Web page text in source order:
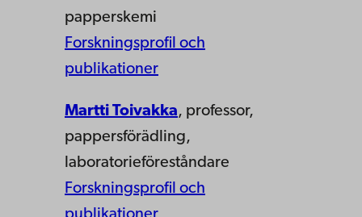
papperskemi
Forskningsprofil och
publikationer
Martti Toivakka, professor,
pappersförädling,
laboratorieföreståndare
Forskningsprofil och